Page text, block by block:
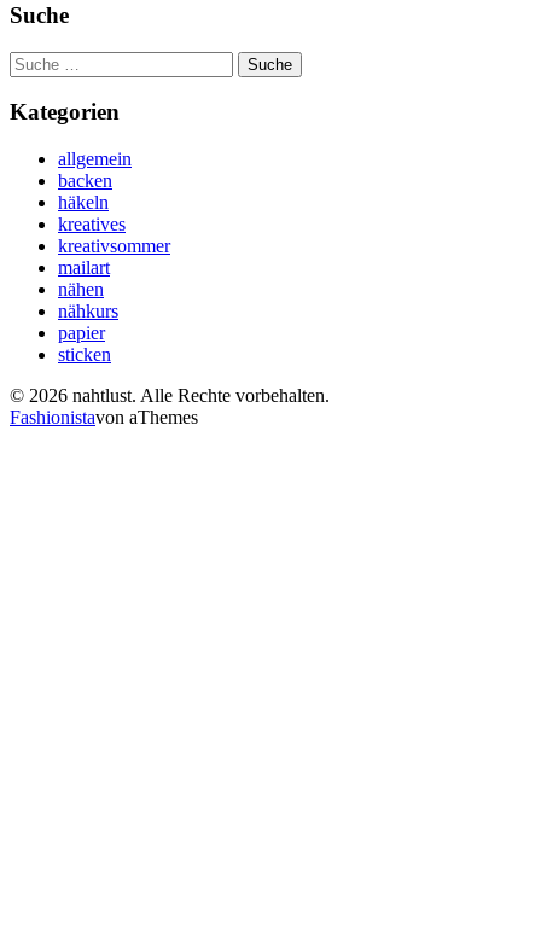
Suche
Suche
nach:
Kategorien
allgemein
backen
häkeln
kreatives
kreativsommer
mailart
nähen
nähkurs
papier
sticken
© 2026 nahtlust. Alle Rechte vorbehalten.
Fashionistavon aThemes